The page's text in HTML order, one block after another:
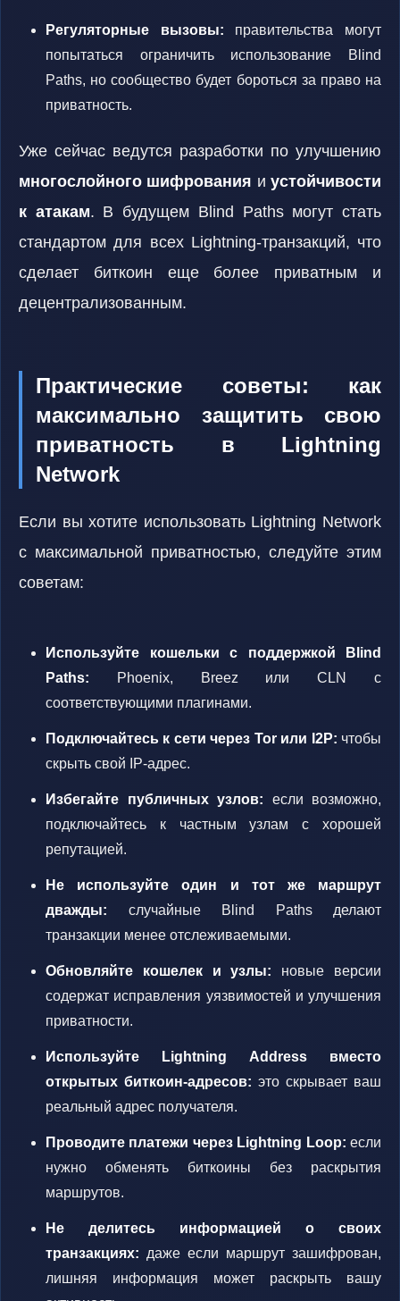
Регуляторные вызовы: правительства могут
попытаться ограничить использование Blind
Paths, но сообщество будет бороться за право на
приватность.
Уже сейчас ведутся разработки по улучшению
многослойного шифрования иустойчивости
к атакам. В будущем Blind Paths могут стать
стандартом для всех Lightning-транзакций, что
сделает биткоин еще более приватным и
децентрализованным.
Практические советы: как
максимально защитить свою
приватность в Lightning
Network
Если вы хотите использовать Lightning Network
с максимальной приватностью, следуйте этим
советам:
Используйте кошельки с поддержкой Blind
Paths: Phoenix, Breez или CLN с
соответствующими плагинами.
Подключайтесь к сети через Tor или I2P: чтобы
скрыть свой IP-адрес.
Избегайте публичных узлов: если возможно,
подключайтесь к частным узлам с хорошей
репутацией.
Не используйте один и тот же маршрут
дважды: случайные Blind Paths делают
транзакции менее отслеживаемыми.
Обновляйте кошелек и узлы: новые версии
содержат исправления уязвимостей и улучшения
приватности.
Используйте Lightning Address вместо
открытых биткоин-адресов: это скрывает ваш
реальный адрес получателя.
Проводите платежи через Lightning Loop: если
нужно обменять биткоины без раскрытия
маршрутов.
Не делитесь информацией о своих
транзакциях: даже если маршрут зашифрован,
лишняя информация может раскрыть вашу